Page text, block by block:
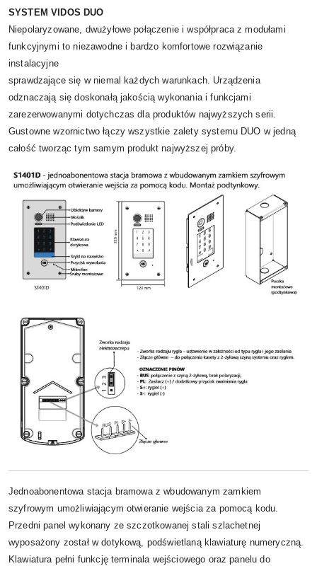
SYSTEM VIDOS DUO
Niepolaryzowane, dwużyłowe połączenie i współpraca z modułami
funkcyjnymi to niezawodne i bardzo komfortowe rozwiązanie
instalacyjne
sprawdzające się w niemal każdych warunkach. Urządzenia
odznaczają się doskonałą jakością wykonania i funkcjami
zarezerwowanymi dotychczas dla produktów najwyższych serii.
Gustowne wzornictwo łączy wszystkie zalety systemu DUO w jedną
całość tworząc tym samym produkt najwyższej próby.
Jednoabonentowa stacja bramowa z wbudowanym zamkiem
szyfrowym umożliwiającym otwieranie wejścia za pomocą kodu.
Przedni panel wykonany ze szczotkowanej stali szlachetnej
wyposażony został w dotykową, podświetlaną klawiaturę numeryczną.
Klawiatura pełni funkcję terminala wejściowego oraz panelu do